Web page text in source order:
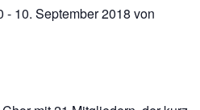
- 10. September 2018 von